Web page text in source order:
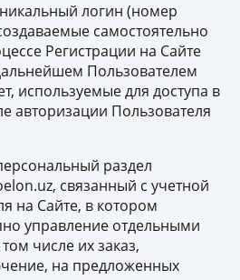
логин (номер
самостоятельно
Регистрации на Сайте
Пользователем
используемые для доступа в
авторизации Пользователя
раздел
связанный с учетной
на Сайте, в котором
управление отдельными
числе их заказ,
на предложенных